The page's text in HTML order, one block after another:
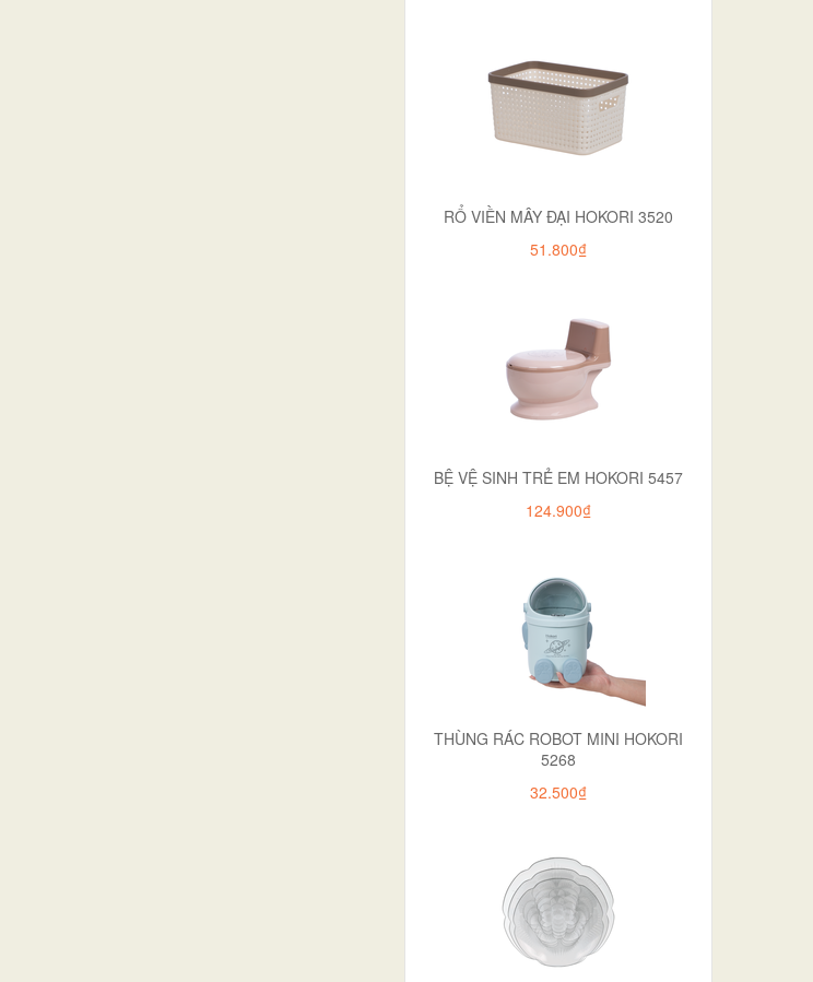
RỔ VIỀN MÂY ĐẠI HOKORI 3520
51.800₫
BỆ VỆ SINH TRẺ EM HOKORI 5457
124.900₫
THÙNG RÁC ROBOT MINI HOKORI
5268
32.500₫